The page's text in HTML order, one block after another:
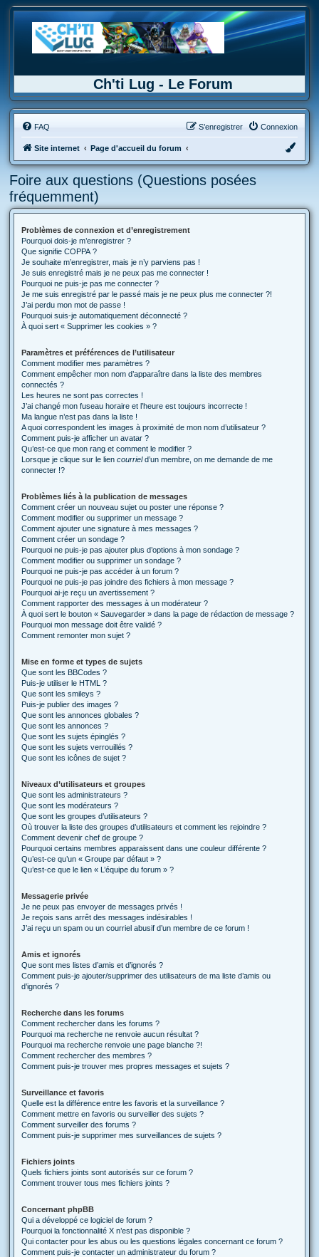
Ch'ti Lug - Le Forum
FAQ Connexion
S’enregistrer
Site internet Page d'accueil du forum
Foire aux questions (Questions posées
fréquemment)
Problèmes de connexion et d’enregistrement
Pourquoi dois-je m’enregistrer ?
Que signifie COPPA ?
Je souhaite m’enregistrer, mais je n’y parviens pas !
Je suis enregistré mais je ne peux pas me connecter !
Pourquoi ne puis-je pas me connecter ?
Je me suis enregistré par le passé mais je ne peux plus me connecter ?!
J’ai perdu mon mot de passe !
Pourquoi suis-je automatiquement déconnecté ?
À quoi sert « Supprimer les cookies » ?
Paramètres et préférences de l’utilisateur
Comment modifier mes paramètres ?
Comment empêcher mon nom d’apparaître dans la liste des membres
connectés ?
Les heures ne sont pas correctes !
J’ai changé mon fuseau horaire et l’heure est toujours incorrecte !
Ma langue n’est pas dans la liste !
A quoi correspondent les images à proximité de mon nom d’utilisateur ?
Comment puis-je afficher un avatar ?
Qu’est-ce que mon rang et comment le modifier ?
Lorsque je clique sur le lien courrield’un membre, on me demande de me
connecter !?
Problèmes liés à la publication de messages
Comment créer un nouveau sujet ou poster une réponse ?
Comment modifier ou supprimer un message ?
Comment ajouter une signature à mes messages ?
Comment créer un sondage ?
Pourquoi ne puis-je pas ajouter plus d’options à mon sondage ?
Comment modifier ou supprimer un sondage ?
Pourquoi ne puis-je pas accéder à un forum ?
Pourquoi ne puis-je pas joindre des fichiers à mon message ?
Pourquoi ai-je reçu un avertissement ?
Comment rapporter des messages à un modérateur ?
À quoi sert le bouton « Sauvegarder » dans la page de rédaction de message ?
Pourquoi mon message doit être validé ?
Comment remonter mon sujet ?
Mise en forme et types de sujets
Que sont les BBCodes ?
Puis-je utiliser le HTML ?
Que sont les smileys ?
Puis-je publier des images ?
Que sont les annonces globales ?
Que sont les annonces ?
Que sont les sujets épinglés ?
Que sont les sujets verrouillés ?
Que sont les icônes de sujet ?
Niveaux d’utilisateurs et groupes
Que sont les administrateurs ?
Que sont les modérateurs ?
Que sont les groupes d’utilisateurs ?
Où trouver la liste des groupes d’utilisateurs et comment les rejoindre ?
Comment devenir chef de groupe ?
Pourquoi certains membres apparaissent dans une couleur différente ?
Qu’est-ce qu’un « Groupe par défaut » ?
Qu’est-ce que le lien « L’équipe du forum » ?
Messagerie privée
Je ne peux pas envoyer de messages privés !
Je reçois sans arrêt des messages indésirables !
J’ai reçu un spam ou un courriel abusif d’un membre de ce forum !
Amis et ignorés
Que sont mes listes d’amis et d’ignorés ?
Comment puis-je ajouter/supprimer des utilisateurs de ma liste d’amis ou
d’ignorés ?
Recherche dans les forums
Comment rechercher dans les forums ?
Pourquoi ma recherche ne renvoie aucun résultat ?
Pourquoi ma recherche renvoie une page blanche ?!
Comment rechercher des membres ?
Comment puis-je trouver mes propres messages et sujets ?
Surveillance et favoris
Quelle est la différence entre les favoris et la surveillance ?
Comment mettre en favoris ou surveiller des sujets ?
Comment surveiller des forums ?
Comment puis-je supprimer mes surveillances de sujets ?
Fichiers joints
Quels fichiers joints sont autorisés sur ce forum ?
Comment trouver tous mes fichiers joints ?
Concernant phpBB
Qui a développé ce logiciel de forum ?
Pourquoi la fonctionnalité X n’est pas disponible ?
Qui contacter pour les abus ou les questions légales concernant ce forum ?
Comment puis-je contacter un administrateur du forum ?